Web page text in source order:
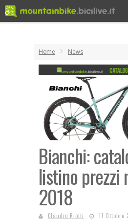
Home News
Bianchi:
listino prezzi
2018
Claudio Riotti 11 Ottobre